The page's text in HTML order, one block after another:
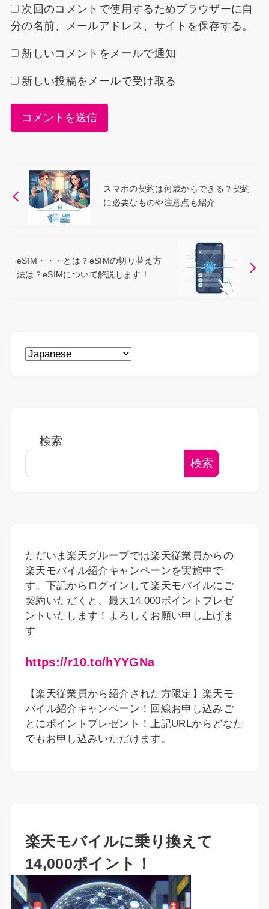
次回のコメントで使用するためブラウザーに自
分の名前、メールアドレス、サイトを保存する。
新しいコメントをメールで通知
新しい投稿をメールで受け取る
スマホの契約は何歳からできる？契約
に必要なものや注意点も紹介
eSIM・・・とは？eSIMの切り替え方
法は？eSIMについて解説します！
検索
検索
ただいま楽天グループでは楽天従業員からの
楽天モバイル紹介キャンペーンを実施中で
す。下記からログインして楽天モバイルにご
契約いただくと、最大14,000ポイントプレゼ
ントいたします！よろしくお願い申し上げま
す
https://r10.to/hYYGNa
【楽天従業員から紹介された方限定】楽天モ
バイル紹介キャンペーン！回線お申し込みご
とにポイントプレゼント！上記URLからどなた
でもお申し込みいただけます。
楽天モバイルに乗り換えて
14,000ポイント！